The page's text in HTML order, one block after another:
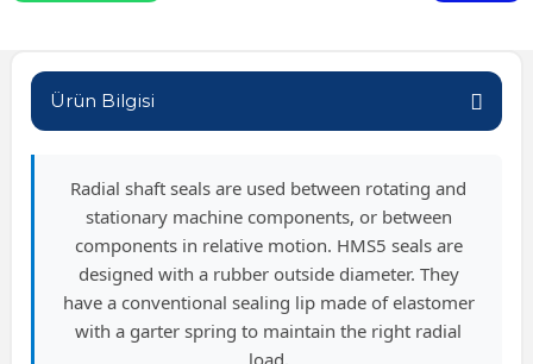
Rulman
Ürün Bilgisi
Radial shaft seals are used between rotating and
stationary machine components, or between
components in relative motion. HMS5 seals are
designed with a rubber outside diameter. They
have a conventional sealing lip made of elastomer
with a garter spring to maintain the right radial
load.